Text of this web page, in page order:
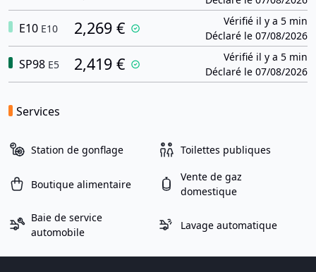
E10 E10 2,269 €
Vérifié il y a 5 min
Déclaré le 07/08/2026
SP98 E5 2,419 €
Vérifié il y a 5 min
Déclaré le 07/08/2026
Services
Station de gonflage Toilettes publiques
Boutique alimentaire
Vente de gaz
domestique
Baie de service
automobile
Lavage automatique